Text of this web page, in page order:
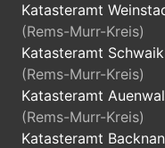
Katasteramt
(Rems-Murr-Kreis)
Katasteramt
(Rems-Murr-Kreis)
Katasteramt
(Rems-Murr-Kreis)
Katasteramt